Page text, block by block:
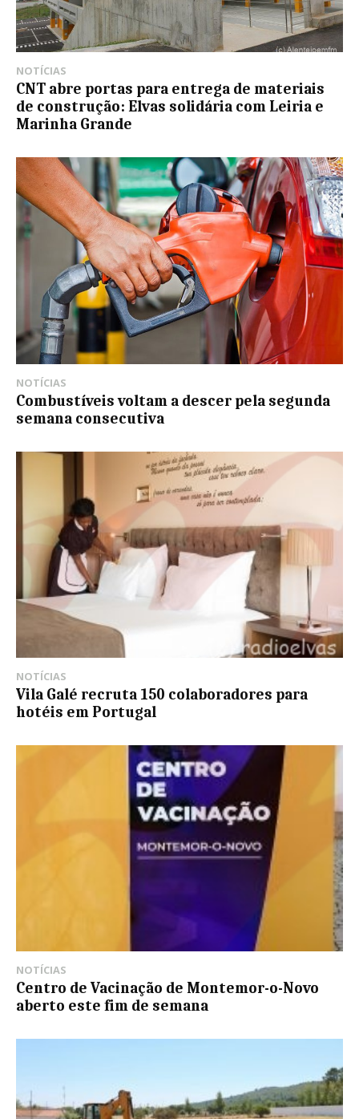
NOTÍCIAS
CNT abre portas para entrega de materiais
de construção: Elvas solidária com Leiria e
Marinha Grande
NOTÍCIAS
Combustíveis voltam a descer pela segunda
semana consecutiva
NOTÍCIAS
Vila Galé recruta 150 colaboradores para
hotéis em Portugal
NOTÍCIAS
Centro de Vacinação de Montemor-o-Novo
aberto este fim de semana